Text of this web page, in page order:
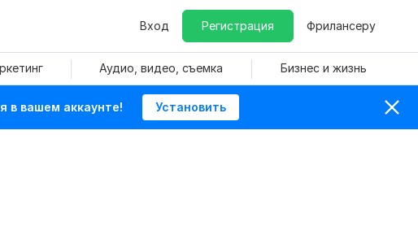
Вход Регистрация Фрилансеру
Аудио, видео, съемка Бизнес и жизнь
в вашем аккаунте! Установить